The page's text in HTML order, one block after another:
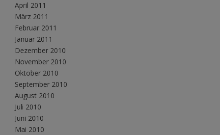
April 2011
März 2011
Februar 2011
Januar 2011
Dezember 2010
November 2010
Oktober 2010
September 2010
August 2010
Juli 2010
Juni 2010
Mai 2010